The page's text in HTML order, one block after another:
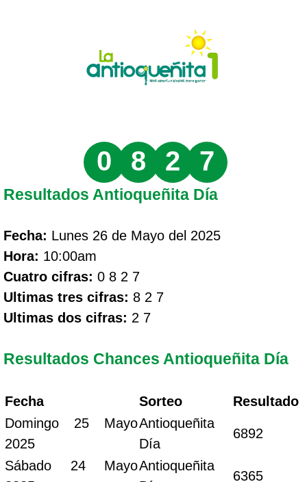
0 8 2 7
Resultados Antioqueñita Día
Fecha: Lunes 26 de Mayo del 2025
Hora: 10:00am
Cuatro cifras: 0 8 2 7
Ultimas tres cifras: 8 2 7
Ultimas dos cifras: 2 7
Resultados Chances Antioqueñita Día
Fecha Sorteo
Resultado
Domingo 25 Mayo
2025
Antioqueñita
Día
6892
Sábado 24 MayoAntioqueñita
6365